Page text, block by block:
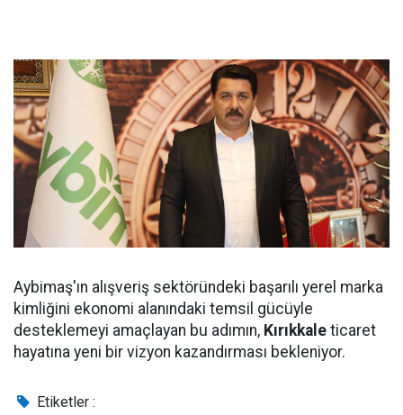
Aybimaş'ın alışveriş sektöründeki başarılı yerel marka
kimliğini ekonomi alanındaki temsil gücüyle
desteklemeyi amaçlayan bu adımın, Kırıkkale ticaret
hayatına yeni bir vizyon kazandırması bekleniyor.
Etiketler :